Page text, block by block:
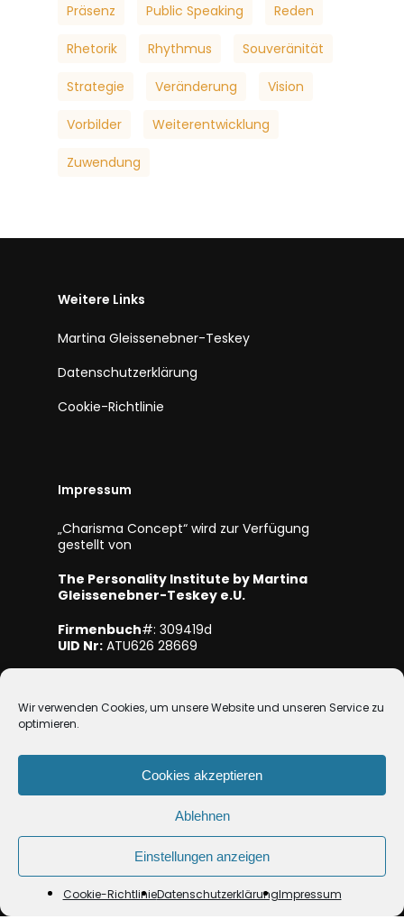
Wir verwenden Cookies, um unsere Website und unseren Service zu
optimieren.
Cookies akzeptieren
Ablehnen
Einstellungen anzeigen
Cookie-RichtlinieDatenschutzerklärungImpressum
Präsenz Public Speaking Reden
Rhetorik Rhythmus Souveränität
Strategie Veränderung Vision
Vorbilder Weiterentwicklung
Zuwendung
Weitere Links
Martina Gleissenebner-Teskey
Datenschutzerklärung
Cookie-Richtlinie
Impressum
„Charisma Concept“ wird zur Verfügung
gestellt von
The Personality Institute by Martina
Gleissenebner-Teskey e.U.
Firmenbuch#: 309419d
UID Nr: ATU626 28669
© 2026 Charisma-Concept.
facebooklinkedinyoutubeinstagram